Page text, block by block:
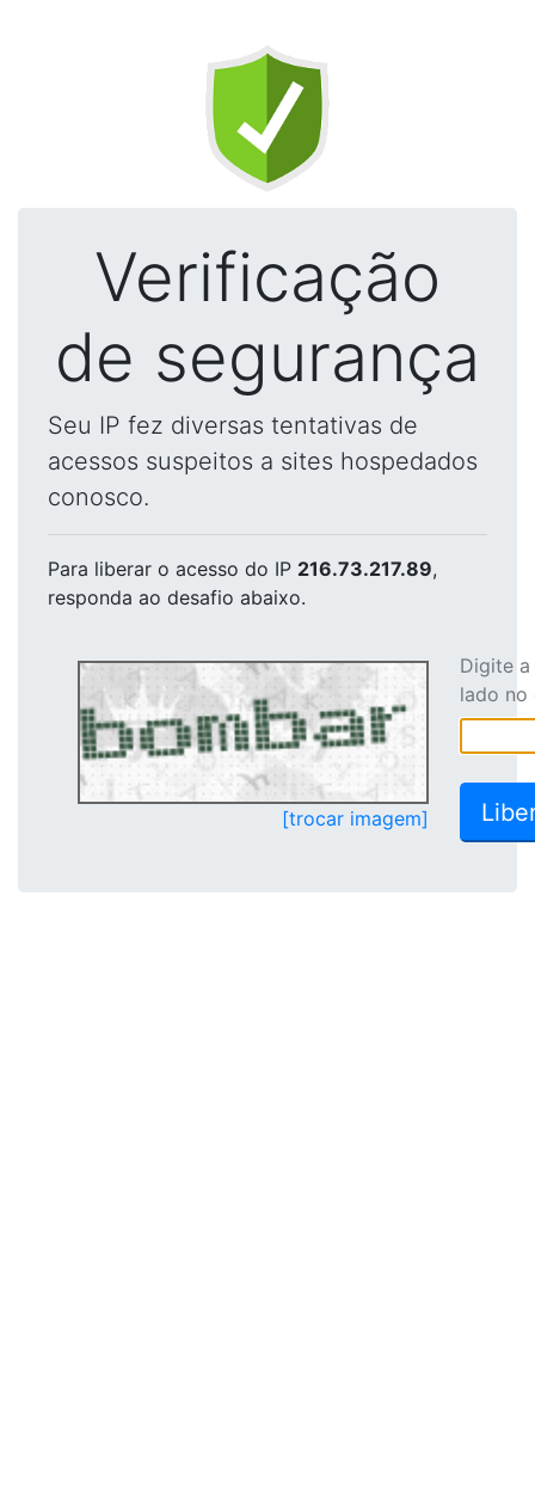
Verificação
de segurança
Seu IP fez diversas tentativas de
acessos suspeitos a sites hospedados
conosco.
Para liberar o acesso do IP 216.73.217.89,
responda ao desafio abaixo.
[trocar imagem]
Digite
lado no